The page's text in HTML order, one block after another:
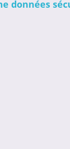
données